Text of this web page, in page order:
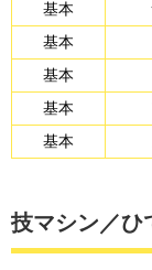
基本
基本
基本
基本
基本
技マシン／ひ